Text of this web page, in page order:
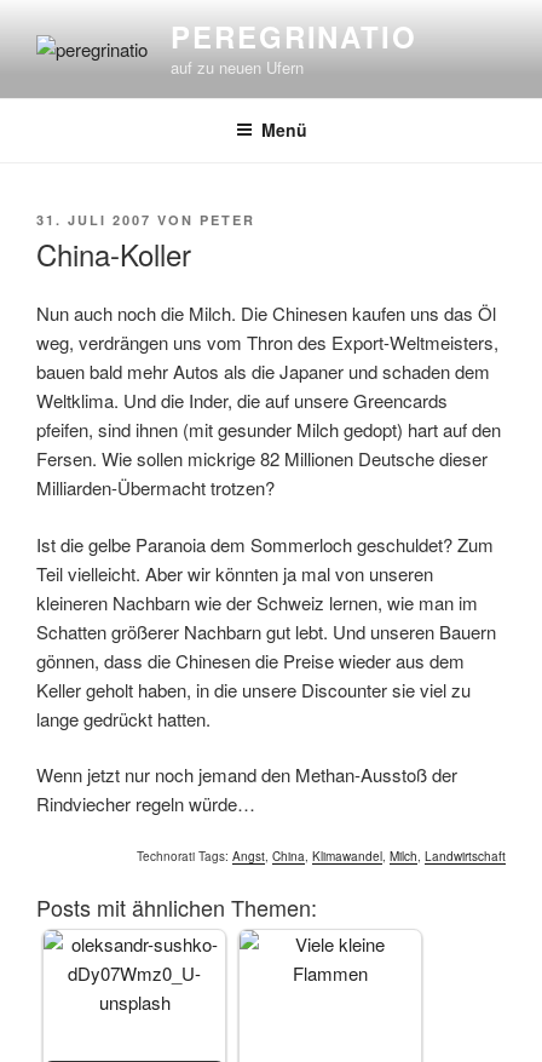
Inhalt
PEREGRINATIO
auf zu neuen Ufern
Menü
VERÖFFENTLICHT
31. JULI 2007 VON PETER
China-Koller
Nun auch noch die Milch. Die Chinesen kaufen uns das Öl
weg, verdrängen uns vom Thron des Export-Weltmeisters,
bauen bald mehr Autos als die Japaner und schaden dem
Weltklima. Und die Inder, die auf unsere Greencards
pfeifen, sind ihnen (mit gesunder Milch gedopt) hart auf den
Fersen. Wie sollen mickrige 82 Millionen Deutsche dieser
Milliarden-Übermacht trotzen?
Ist die gelbe Paranoia dem Sommerloch geschuldet? Zum
Teil vielleicht. Aber wir könnten ja mal von unseren
kleineren Nachbarn wie der Schweiz lernen, wie man im
Schatten größerer Nachbarn gut lebt. Und unseren Bauern
gönnen, dass die Chinesen die Preise wieder aus dem
Keller geholt haben, in die unsere Discounter sie viel zu
lange gedrückt hatten.
Wenn jetzt nur noch jemand den Methan-Ausstoß der
Rindviecher regeln würde…
Technorati Tags: Angst China Klimawandel Milch Landwirtschaft
Posts mit ähnlichen Themen: